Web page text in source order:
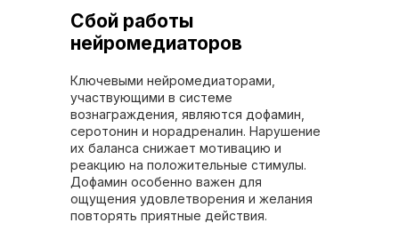
Сбой работы
нейромедиаторов
Ключевыми нейромедиаторами,
участвующими в системе
вознаграждения, являются дофамин,
серотонин и норадреналин. Нарушение
их баланса снижает мотивацию и
реакцию на положительные стимулы.
Дофамин особенно важен для
ощущения удовлетворения и желания
повторять приятные действия.